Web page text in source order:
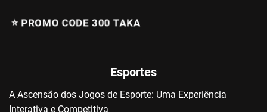
⭐️ PROMO CODE 300 TAKA
Esportes
A Ascensão dos Jogos de Esporte: Uma Experiência
Interativa e Competitiva